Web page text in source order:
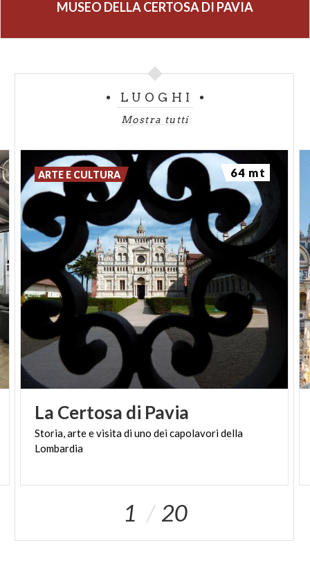
MUSEO DELLA CERTOSA DI PAVIA
LUOGHI
Mostra tutti
La Certosa di Pavia
Storia, arteevisitadiuno deicapolavoridella
Lombardia
ARTE E CULTURA 64 mt
1 20